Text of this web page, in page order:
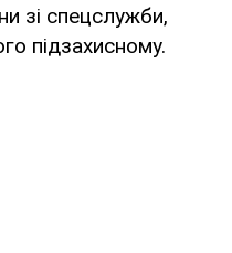
зі спецслужби,
підзахисному.